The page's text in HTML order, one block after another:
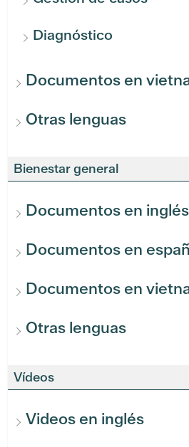
Diagnóstico
Documentos en
Otras lenguas
Bienestar general
Documentos en inglés
Documentos en
Documentos en
Otras lenguas
Vídeos
Videos en inglés